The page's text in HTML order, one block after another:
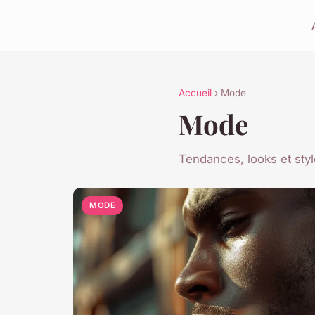
Accueil › Mode
Mode
Tendances, looks et
MODE